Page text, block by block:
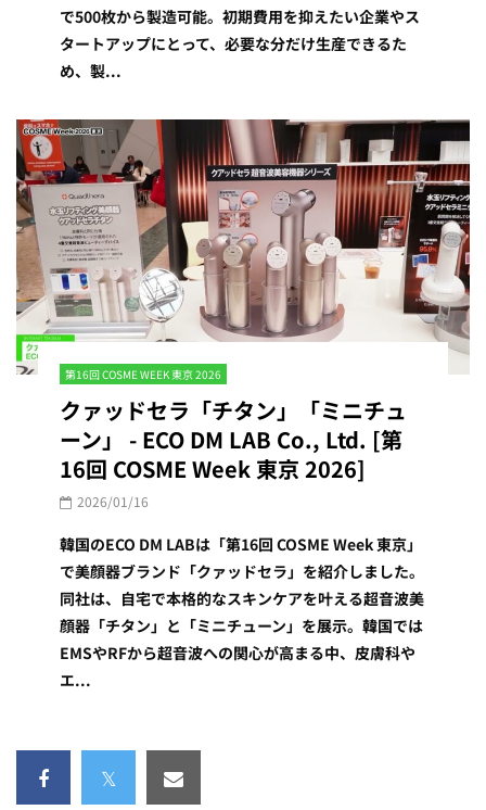
で500枚から製造可能。初期費用を抑えたい企業やス
タートアップにとって、必要な分だけ生産できるた
め、製...
第16回 COSME WEEK 東京 2026
クァッドセラ「チタン」「ミニチュ
ーン」 - ECO DM LAB Co., Ltd. [第
16回 COSME Week 東京 2026]
2026/01/16
韓国のECO DM LABは「第16回 COSME Week 東京」
で美顔器ブランド「クァッドセラ」を紹介しました。
同社は、自宅で本格的なスキンケアを叶える超音波美
顔器「チタン」と「ミニチューン」を展示。韓国では
EMSやRFから超音波への関心が高まる中、皮膚科や
エ...